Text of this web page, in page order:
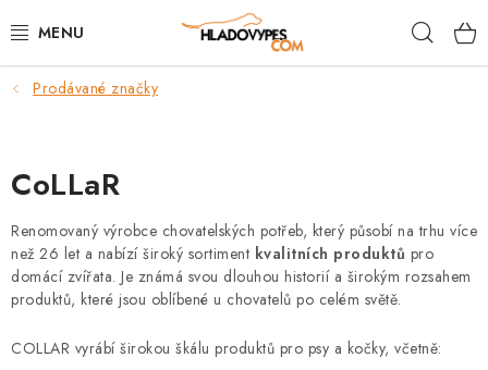
na
POTŘEBY PRO PSY
BACK ON TRACK
Prodávané značky
CoLLaR
Renomovaný výrobce chovatelských potřeb, který působí na trhu více
než 26 let a nabízí široký sortiment kvalitních produktů pro
domácí zvířata. Je známá svou dlouhou historií a širokým rozsahem
produktů, které jsou oblíbené u chovatelů po celém světě.
COLLAR vyrábí širokou škálu produktů pro psy a kočky, včetně: